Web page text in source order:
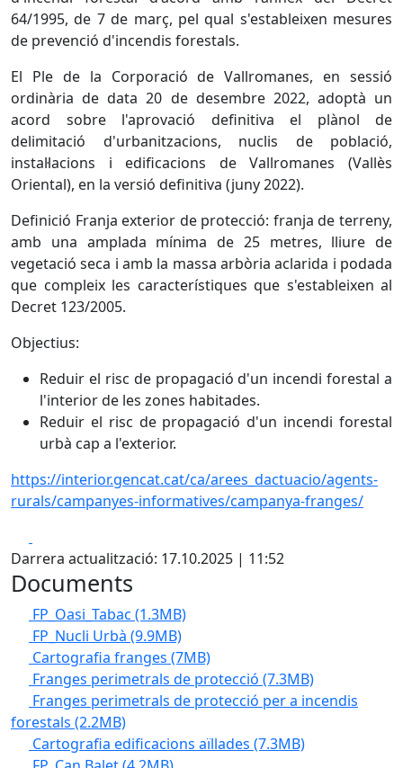
64/1995, de 7 de març, pel qual s'estableixen mesures
de prevenció d'incendis forestals.
El Ple de la Corporació de Vallromanes, en sessió
ordinària de data 20 de desembre 2022, adoptà un
acord sobre l'aprovació definitiva el plànol de
delimitació d'urbanitzacions, nuclis de població,
instal·lacions i edificacions de Vallromanes (Vallès
Oriental), en la versió definitiva (juny 2022).
Definició Franja exterior de protecció: franja de terreny,
amb una amplada mínima de 25 metres, lliure de
vegetació seca i amb la massa arbòria aclarida i podada
que compleix les característiques que s'estableixen al
Decret 123/2005.
Objectius:
Reduir el risc de propagació d'un incendi forestal a
l'interior de les zones habitades.
Reduir el risc de propagació d'un incendi forestal
urbà cap a l'exterior.
https://interior.gencat.cat/ca/arees_dactuacio/agents-
rurals/campanyes-informatives/campanya-franges/
Darrera actualització: 17.10.2025 | 11:52
Documents
FP_Oasi_Tabac (1.3MB)
FP_Nucli Urbà (9.9MB)
Cartografia franges (7MB)
Franges perimetrals de protecció (7.3MB)
Franges perimetrals de protecció per a incendis
forestals (2.2MB)
Cartografia edificacions aïllades (7.3MB)